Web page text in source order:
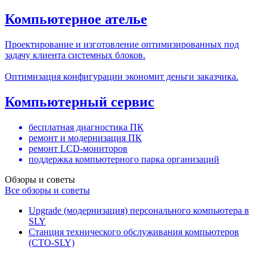
Компьютерное ателье
Проектирование и изготовление оптимизированных под
задачу клиента системных блоков.
Оптимизация конфигурации экономит деньги заказчика.
Компьютерный сервис
бесплатная диагностика ПК
ремонт и модернизация ПК
ремонт LCD-мониторов
поддержка компьютерного парка организаций
Обзоры и советы
Все обзоры и советы
Upgrade (модернизация) персонального компьютера в
SLY
Станция технического обслуживания компьютеров
(СТО-SLY)